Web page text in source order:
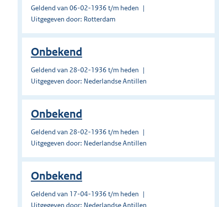
Geldend van 06-02-1936 t/m heden
Uitgegeven door: Rotterdam
Onbekend
Geldend van 28-02-1936 t/m heden
Uitgegeven door: Nederlandse Antillen
Onbekend
Geldend van 28-02-1936 t/m heden
Uitgegeven door: Nederlandse Antillen
Onbekend
Geldend van 17-04-1936 t/m heden